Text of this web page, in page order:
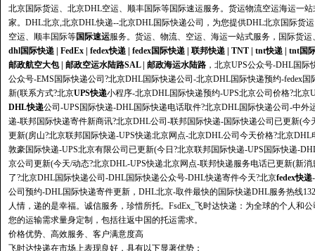
北京国际货运、北京DHL空运、顺丰国际等国际速运服务。货运物流空运海运一
家。DHL北京,北京DHL快递--北京DHL国际快递公司，为您提供DHL北京国际货
空运、 顺丰国际等国际速运服务。货运、物流、 空运、 海运一站式服务，国际货运
dhl国际快递
FedEx fedex快递 fedex国际快递 联邦快递 TNT tnt快递
tnt国
邮政航空大包| 邮政空运水陆路SAL| 邮政海运水陆路 ，北京UPS公众号-DHL国
公众号-EMS国际快递公司?北京DHL国际快递公司-北京DHL国际快递预约-fedex
新(联系方式?北京UPS快递小程序-北京DHL国际快递预约-UPS北京公司价格?北
DHL快递公司-UPS国际快递-DHL国际快递电话取件?北京DHL国际快递公司-中
递-联邦国际快递寄件新商讯?北京DHL公司-联邦国际快递-国际快递公司已更新(
更新(房山?北京联邦国际快递-UPS快递北京网点-北京DHL公司今天价格?北京
敦豪国际快递-UPS北京有限公司已更新(今日?北京联邦国际快递-UPS国际快递-
京公司更新(今天/动态?北京DHL-UPS快递北京网点-联邦快递服务电话已更新(新
了?北京DHL国际快递公司-DHL国际快递公众号-DHL快递寄件今天?北京fedex快递
公司预约-DHL国际快递寄件更新，DHL北京-取件最快的 国际快递DHL服务热线
人情，递的是幸福。诚信服务，珍惜所托。FsdEx_飞时达快递：为全球的个人和
您的运输需求量身定制，包括往返中国的托运需求。
价格优势、高效服务、客户满意度高
飞时达快递在市场上表现良好，具有以下显著优势：